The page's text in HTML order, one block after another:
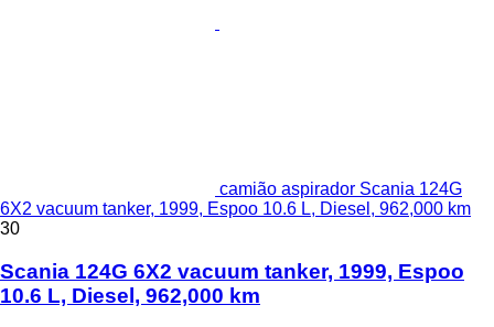
camião aspirador Scania 124G
6X2 vacuum tanker, 1999, Espoo 10.6 L, Diesel, 962,000 km
30
Scania 124G 6X2 vacuum tanker, 1999, Espoo
10.6 L, Diesel, 962,000 km